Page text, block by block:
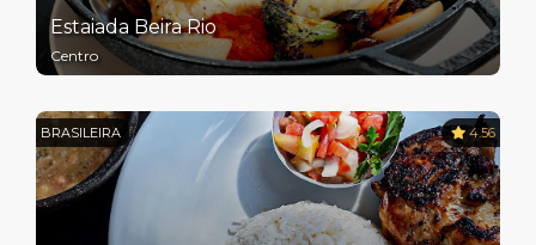
Estaiada Beira Rio
Centro
BRASILEIRA 4.56